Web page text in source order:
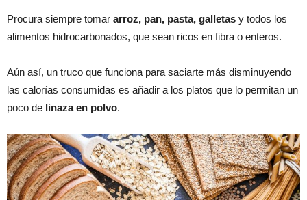
Procura siempre tomar arroz, pan, pasta, galletas y todos los
alimentos hidrocarbonados, que sean ricos en fibra o enteros.
Aún así, un truco que funciona para saciarte más disminuyendo
las calorías consumidas es añadir a los platos que lo permitan un
poco de linaza en polvo.